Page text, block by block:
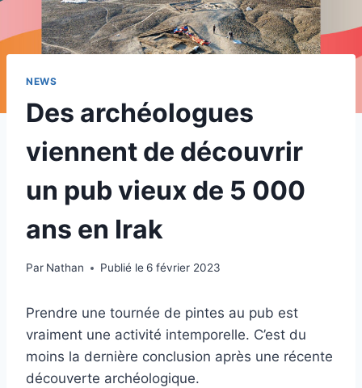
NEWS
Des archéologues
viennent de découvrir
un pub vieux de 5 000
ans en Irak
Par Nathan Publié le 6 février 2023
Prendre une tournée de pintes au pub est
vraiment une activité intemporelle. C’est du
moins la dernière conclusion après une récente
découverte archéologique.